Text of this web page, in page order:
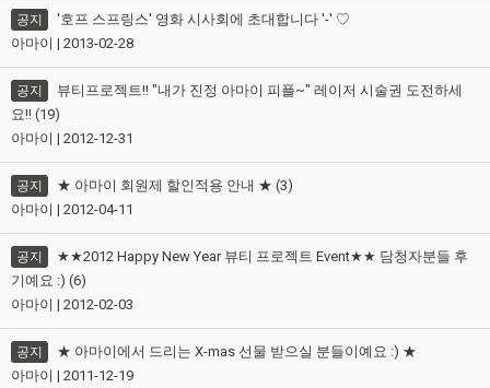
공지
'호프 스프링스' 영화 시사회에 초대합니다 '-' ♡
아마이 | 2013-02-28
공지
뷰티프로젝트!! "내가 진정 아마이 피플~" 레이저 시술권 도전하세
요!! (19)
아마이 | 2012-12-31
공지
★ 아마이 회원제 할인적용 안내 ★ (3)
아마이 | 2012-04-11
공지
★★2012 Happy New Year 뷰티 프로젝트 Event★★ 담청자분들 후
기예요 :) (6)
아마이 | 2012-02-03
공지
★ 아마이에서 드리는 X-mas 선물 받으실 분들이예요 :) ★
아마이 | 2011-12-19